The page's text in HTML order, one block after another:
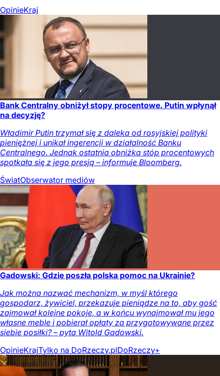
OpinieKraj
Bank Centralny obniżył stopy procentowe. Putin wpłynął
na decyzję?
Władimir Putin trzymał się z daleka od rosyjskiej polityki
pieniężnej i unikał ingerencji w działalność Banku
Centralnego. Jednak ostatnia obniżka stóp procentowych
spotkała się z jego presją – informuje Bloomberg.
ŚwiatObserwator mediów
Gadowski: Gdzie poszła polska pomoc na Ukrainie?
Jak można nazwać mechanizm, w myśl którego
gospodarz, żywiciel, przekazuje pieniądze na to, aby gość
zajmował kolejne pokoje, a w końcu wynajmował mu jego
własne meble i pobierał opłaty za przygotowywane przez
siebie posiłki? – pyta Witold Gadowski.
OpinieKrajTylko na DoRzeczy.plDoRzeczy+